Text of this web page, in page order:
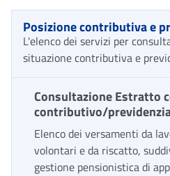
Posizione contributiva e
L'elenco dei servizi per
situazione contributiva e
Consultazione Estratto
contributivo/
Elenco dei versamenti da
volontari e da riscatto,
gestione pensionistica di